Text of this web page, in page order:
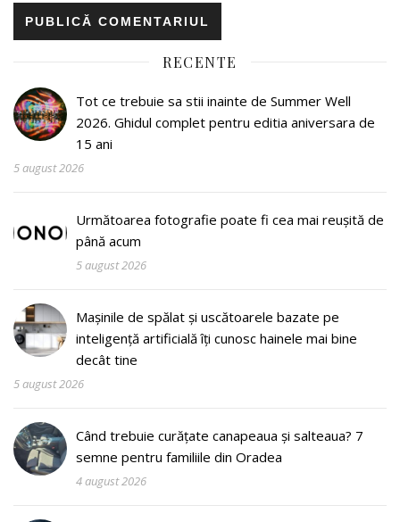
RECENTE
Tot ce trebuie sa stii inainte de Summer Well
2026. Ghidul complet pentru editia aniversara de
15 ani
5 august 2026
Următoarea fotografie poate fi cea mai reușită de
până acum
5 august 2026
Mașinile de spălat și uscătoarele bazate pe
inteligență artificială îți cunosc hainele mai bine
decât tine
5 august 2026
Când trebuie curățate canapeaua și salteaua? 7
semne pentru familiile din Oradea
4 august 2026